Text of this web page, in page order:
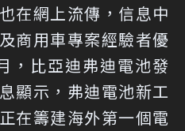
在網上流傳，信息中
商用車專案經驗者優
，比亞迪弗迪電池發
顯示，弗迪電池新工
在籌建海外第一個電